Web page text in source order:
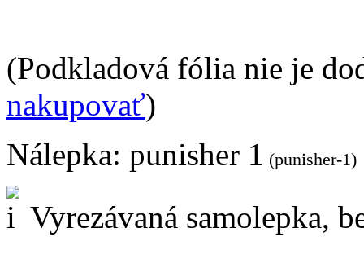
(Podkladová fólia nie je
nakupovať)
Nálepka: punisher 1 (punisher-1)
Vyrezávaná samolepka,